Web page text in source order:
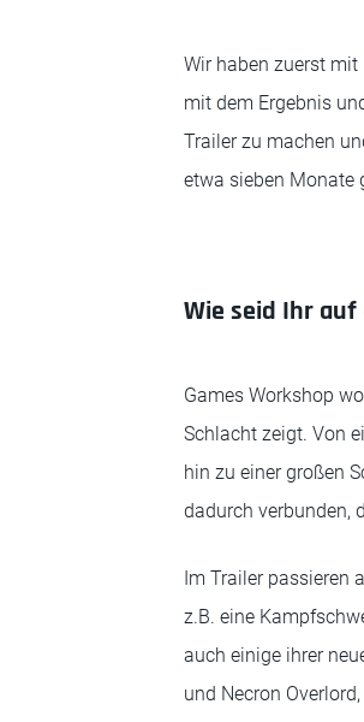
Wir haben zuerst
mit dem Ergebnis
Trailer zu machen
etwa sieben Monate
Wie seid Ihr
Games Workshop
Schlacht zeigt. Von
hin zu einer großen
dadurch verbunden,
Im Trailer passieren
z.B. eine
auch einige ihrer
und Necron